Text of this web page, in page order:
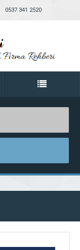
0537 341 2520